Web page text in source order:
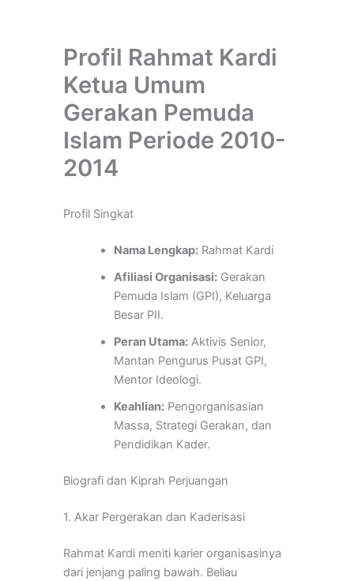
Profil Rahmat Kardi
Ketua Umum
Gerakan Pemuda
Islam Periode 2010-
2014
Profil Singkat
Nama Lengkap:Rahmat Kardi
Afiliasi Organisasi:Gerakan
Pemuda Islam (GPI), Keluarga
Besar PII.
Peran Utama:Aktivis Senior,
Mantan Pengurus Pusat GPI,
Mentor Ideologi.
Keahlian:Pengorganisasian
Massa, Strategi Gerakan, dan
Pendidikan Kader.
Biografi dan Kiprah Perjuangan
1. Akar Pergerakan dan Kaderisasi
Rahmat Kardi meniti karier organisasinya
dari jenjang paling bawah. Beliau